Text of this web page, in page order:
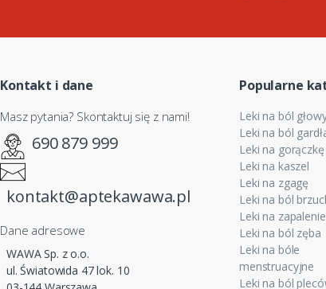
Kontakt i dane
Masz pytania? Skontaktuj się z nami!
690 879 999
kontakt@aptekawawa.pl
Dane adresowe
WAWA Sp. z o.o.
ul. Światowida 47 lok. 10
Popularne
Leki na ból
Leki na ból
Leki na gorączkę
Leki na kaszel
Leki na zgagę
Leki na ból
Leki na
Leki na ból zęba
Leki na bóle
menstruacyjne
Leki na ból